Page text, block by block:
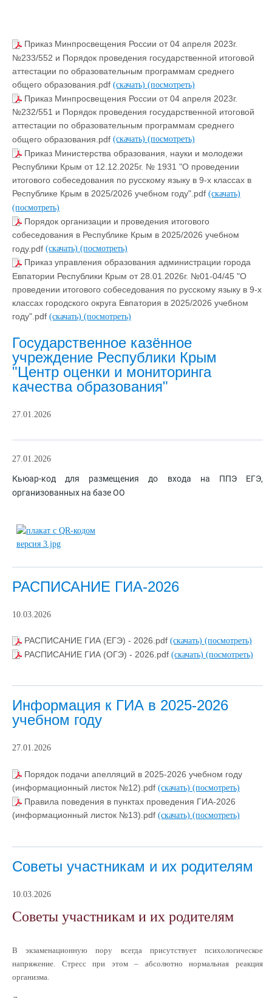
Приказ Минпросвещения России от 04 апреля 2023г.
№233/552 и Порядок проведения государственной итоговой
аттестации по образовательным программам среднего
общего образования.pdf (скачать) (посмотреть)
Приказ Минпросвещения России от 04 апреля 2023г.
№232/551 и Порядок проведения государственной итоговой
аттестации по образовательным программам среднего
общего образования.pdf (скачать) (посмотреть)
Приказ Министерства образования, науки и молодежи
Республики Крым от 12.12.2025г. № 1931 "О проведении
итогового собеседования по русскому языку в 9-х классах в
Республике Крым в 2025/2026 учебном году".pdf (скачать)
(посмотреть)
Порядок организации и проведения итогового
собеседования в Республике Крым в 2025/2026 учебном
году.pdf (скачать) (посмотреть)
Приказ управления образования администрации города
Евпатории Республики Крым от 28.01.2026г. №01-04/45 "О
проведении итогового собеседования по русскому языку в 9-х
классах городского округа Евпатория в 2025/2026 учебном
году".pdf (скачать) (посмотреть)
Государственное казённое
учреждение Республики Крым
"Центр оценки и мониторинга
качества образования"
27.01.2026
27.01.2026
Кьюар-код для размещения до входа на ППЭ ЕГЭ,
организованных на базе ОО
РАСПИСАНИЕ ГИА-2026
10.03.2026
РАСПИСАНИЕ ГИА (ЕГЭ) - 2026.pdf (скачать) (посмотреть)
РАСПИСАНИЕ ГИА (ОГЭ) - 2026.pdf (скачать) (посмотреть)
Информация к ГИА в 2025-2026
учебном году
27.01.2026
Порядок подачи апелляций в 2025-2026 учебном году
(информационный листок №12).pdf (скачать) (посмотреть)
Правила поведения в пунктах проведения ГИА-2026
(информационный листок №13).pdf (скачать) (посмотреть)
Советы участникам и их родителям
10.03.2026
Советы участникам и их родителям
В экзаменационную пору всегда присутствует психологическое
напряжение. Стресс при этом – абсолютно нормальная реакция
организма.